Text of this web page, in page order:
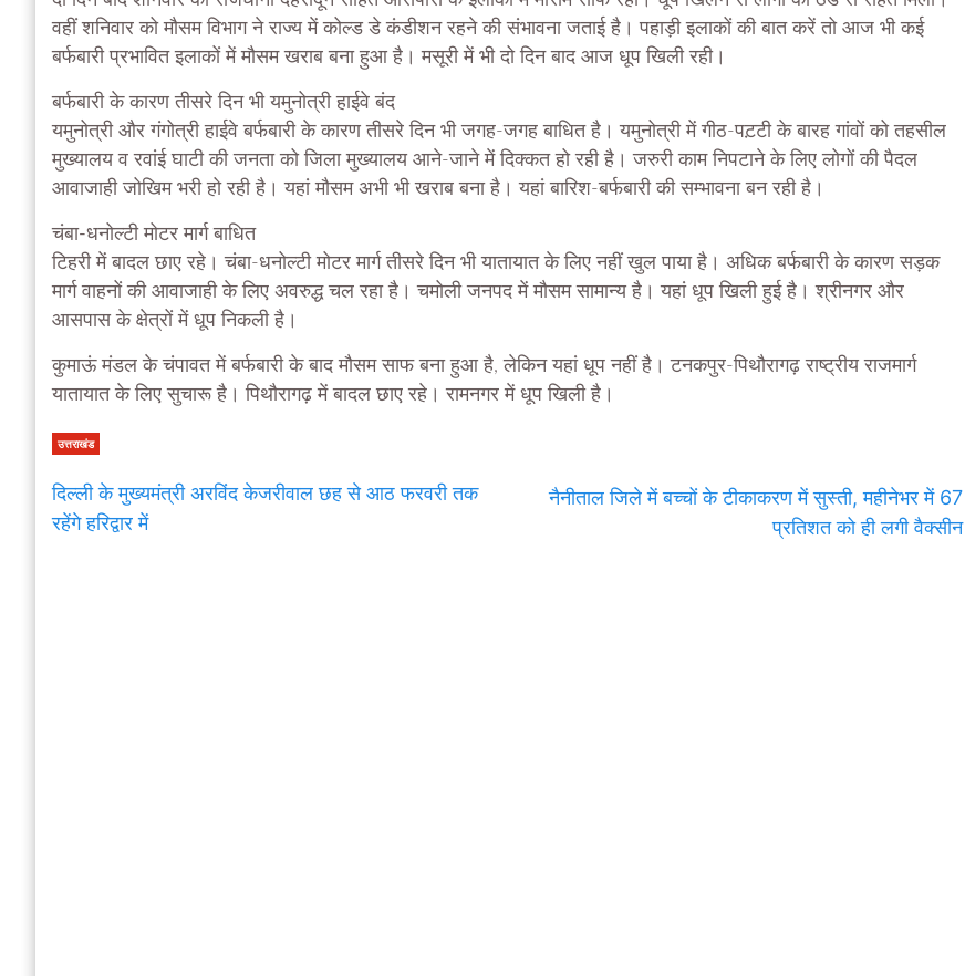
वहीं शनिवार को मौसम विभाग ने राज्य में कोल्ड डे कंडीशन रहने की संभावना जताई है। पहाड़ी इलाकों की बात करें तो आज भी कई
बर्फबारी प्रभावित इलाकों में मौसम खराब बना हुआ है। मसूरी में भी दो दिन बाद आज धूप खिली रही।
बर्फबारी के कारण तीसरे दिन भी यमुनोत्री हाईवे बंद
यमुनोत्री और गंगोत्री हाईवे बर्फबारी के कारण तीसरे दिन भी जगह-जगह बाधित है। यमुनोत्री में गीठ-पट़टी के बारह गांवों को तहसील
मुख्यालय व रवांई घाटी की जनता को जिला मुख्यालय आने-जाने में दिक्कत हो रही है। जरुरी काम निपटाने के लिए लोगों की पैदल
आवाजाही जोखिम भरी हो रही है। यहां मौसम अभी भी खराब बना है। यहां बारिश-बर्फबारी की सम्भावना बन रही है।
चंबा-धनोल्टी मोटर मार्ग बाधित
टिहरी में बादल छाए रहे। चंबा-धनोल्टी मोटर मार्ग तीसरे दिन भी यातायात के लिए नहीं खुल पाया है। अधिक बर्फबारी के कारण सड़क
मार्ग वाहनों की आवाजाही के लिए अवरुद्ध चल रहा है। चमोली जनपद में मौसम सामान्य है। यहां धूप खिली हुई है। श्रीनगर और
आसपास के क्षेत्रों में धूप निकली है।
कुमाऊं मंडल के चंपावत में बर्फबारी के बाद मौसम साफ बना हुआ है, लेकिन यहां धूप नहीं है। टनकपुर-पिथौरागढ़ राष्ट्रीय राजमार्ग
यातायात के लिए सुचारू है। पिथौरागढ़ में बादल छाए रहे। रामनगर में धूप खिली है।
उत्तराखंड
दिल्ली के मुख्यमंत्री अरविंद केजरीवाल छह से आठ फरवरी तक
रहेंगे हरिद्वार में
नैनीताल जिले में बच्चों के टीकाकरण में सुस्ती, महीनेभर में 67
प्रतिशत को ही लगी वैक्सीन